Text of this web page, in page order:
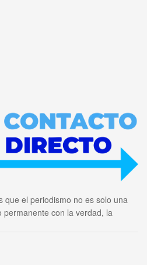
que el periodismo no es solo una
con la verdad, la